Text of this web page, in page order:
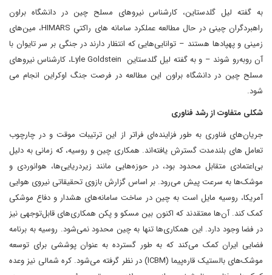
به گفته لیل گلدستاین، کارشناس نیروهای مسلح چین در دانشگاه براون
راهبردگران چینی در حال مطالعه عملکرد سامانه های راکتیِ HIMARS، مین‌های
زمینی و پهپادها هستند – توانایی‌هایی که انتظار دارند در جنگی بر سر تایوان با
آن روبه‌رو شوند – و به گفته لیل گلدستاین Lyle Goldstein، کارشناس نیروهای
مسلح چین در دانشگاه براون این مطالعه در فرصت جنگ اوکراین انجام می
شود.
شکلی متفاوت از رشد فناوری
جریان‌های فناوری به طور فزاینده‌ای فراتر از این ترتیبات موقت و در چارچوب
تعامل های بلندمدت گسترش یافته‌اند. همکاری چین و روسیه، که زمانی به دلیل
بی‌اعتمادی متقابل محدود بود، در حوزه‌هایی مانند زیردریایی‌ها، هوانوردی و
موشک‌ها به سرعت پیش می‌رود. بر اساس گزارش بازوی تحقیقاتی نیروی هوایی
آمریکا، روسیه مایل است به چین در ساخت سامانه‌های هشدار و دفاع موشکی
کمک کند. آن‌ها معتقدند که اکنون بین مسکو و پکن همکاری‌های قابل‌توجهی نیز
در فضا وجود دارد. این همکاری‌ها تنها به چین محدود نمی‌شود. روسیه به برنامه
فضایی ایران کمک می‌کند که به طور گسترده‌ به عنوان پوششی برای توسعه
موشک‌های بالستیک قاره‌پیما (ICBM) در نظر گرفته می‌شود. کره شمالی نیز وعده